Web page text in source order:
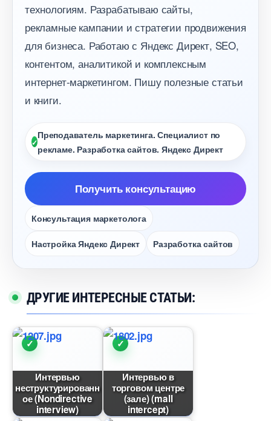
технологиям. Разрабатываю сайты,
рекламные кампании и стратегии продвижения
для бизнеса. Работаю с Яндекс Директ, SEO,
контентом, аналитикой и комплексным
интернет-маркетингом. Пишу полезные статьи
и книги.
Преподаватель маркетинга. Специалист по
рекламе. Разработка сайтов. Яндекс Директ
Получить консультацию
Консультация маркетолога
Настройка Яндекс Директ Разработка сайто
ДРУГИЕ ИНТЕРЕСНЫЕ СТАТЬИ:
Интервью
неструктурированн
ое (Nondirective
interview)
Интервью
торговом центре
(зале) (mall
intercept)